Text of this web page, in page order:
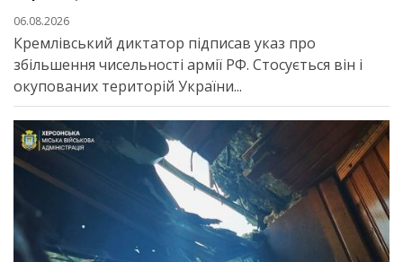
06.08.2026
Кремлівський диктатор підписав указ про
збільшення чисельності армії РФ. Стосується він і
окупованих територій України...